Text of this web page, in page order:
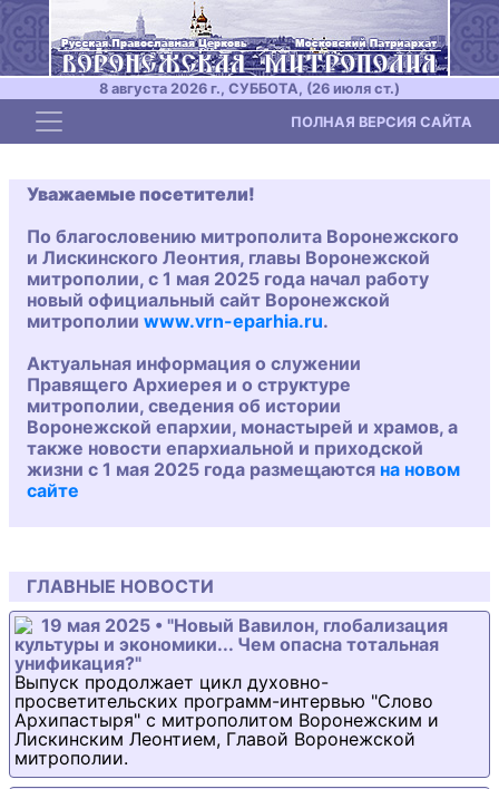
8 августа 2026 г., СУББОТА, (26 июля ст.)
Toggle navigation ПОЛНАЯ ВЕРСИЯ САЙТА
Уважаемые посетители!
По благословению митрополита Воронежского
и Лискинского Леонтия, главы Воронежской
митрополии, с 1 мая 2025 года начал работу
новый официальный сайт Воронежской
митрополии www.vrn-eparhia.ru.
Актуальная информация о служении
Правящего Архиерея и о структуре
митрополии, сведения об истории
Воронежской епархии, монастырей и храмов, а
также новости епархиальной и приходской
жизни с 1 мая 2025 года размещаются на новом
сайте
ГЛАВНЫЕ НОВОСТИ
19 мая 2025 • "Новый Вавилон, глобализация
культуры и экономики... Чем опасна тотальная
унификация?"
Выпуск продолжает цикл духовно-
просветительских программ-интервью "Слово
Архипастыря" с митрополитом Воронежским и
Лискинским Леонтием, Главой Воронежской
митрополии.